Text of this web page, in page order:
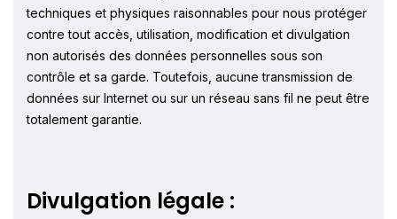
techniques et physiques raisonnables pour nous protéger
contre tout accès, utilisation, modification et divulgation
non autorisés des données personnelles sous son
contrôle et sa garde. Toutefois, aucune transmission de
données sur Internet ou sur un réseau sans fil ne peut être
totalement garantie.
Divulgation légale :